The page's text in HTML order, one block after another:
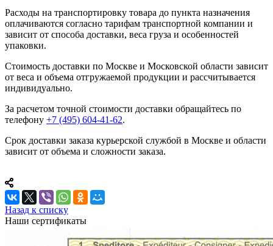
Расходы на транспортировку товара до пункта назначения
оплачиваются согласно тарифам транспортной компании и
зависит от способа доставки, веса груза и особенностей
упаковки.
Стоимость доставки по Москве и Московской области зависит
от веса и объема отгружаемой продукции и рассчитывается
индивидуально.
За расчетом точной стоимости доставки обращайтесь по
телефону +7 (495) 604-41-62.
Срок доставки заказа курьерской службой в Москве и области
зависит от объема и сложности заказа.
Назад к списку
Наши сертификаты